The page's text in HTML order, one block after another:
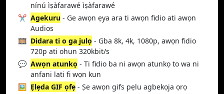
nínú ìṣàfarawé ìṣàfarawé
✂️ Agekuru - Ge awọn ẹya ara ti awọn fidio ati awọn
Audios
🎞️ Didara ti o ga julọ - Gba 8k, 4k, 1080p, awọn fidio
720p ati ohun 320kbit/s
💬 Awọn atunkọ - Ti fidio ba ni awọn atunkọ to wa ni
anfani lati fi wọn kun
🖼️ Ẹlẹda GIF ọfẹ - Ṣe awọn gifs pẹlu agbekọja ọrọ